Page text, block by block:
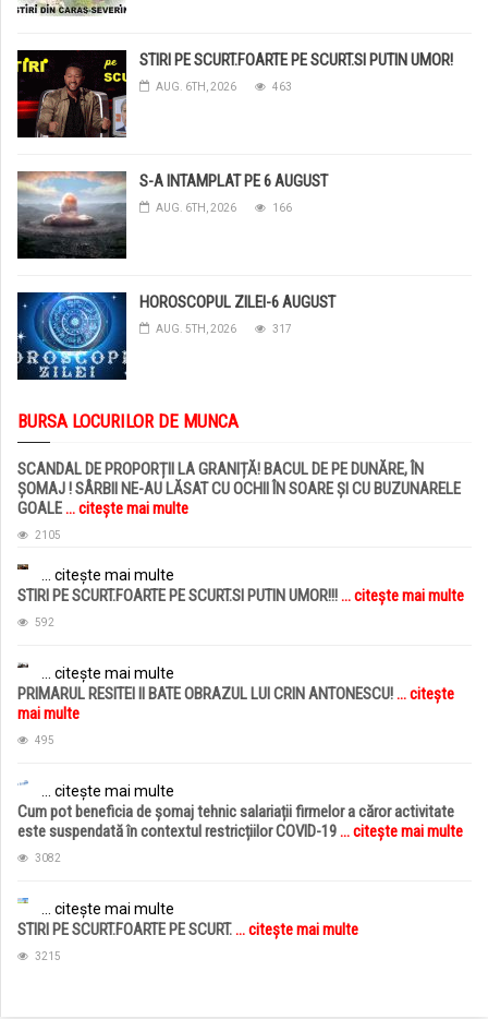
STIRI PE SCURT.FOARTE PE SCURT.SI PUTIN UMOR!
AUG. 6TH, 2026 463
S-A INTAMPLAT PE 6 AUGUST
AUG. 6TH, 2026 166
HOROSCOPUL ZILEI-6 AUGUST
AUG. 5TH, 2026 317
BURSA LOCURILOR DE MUNCA
SCANDAL DE PROPORȚII LA GRANIȚĂ! BACUL DE PE DUNĂRE, ÎN
ȘOMAJ ! SÂRBII NE-AU LĂSAT CU OCHII ÎN SOARE ȘI CU BUZUNARELE
GOALE... citește mai multe
2105
... citește mai multe
STIRI PE SCURT.FOARTE PE SCURT.SI PUTIN UMOR!!!... citește mai multe
592
... citește mai multe
PRIMARUL RESITEI II BATE OBRAZUL LUI CRIN ANTONESCU!... citește
mai multe
495
... citește mai multe
Cum pot beneficia de șomaj tehnic salariații firmelor a căror activitate
este suspendată în contextul restricțiilor COVID-19... citește mai multe
3082
... citește mai multe
STIRI PE SCURT.FOARTE PE SCURT.... citește mai multe
3215